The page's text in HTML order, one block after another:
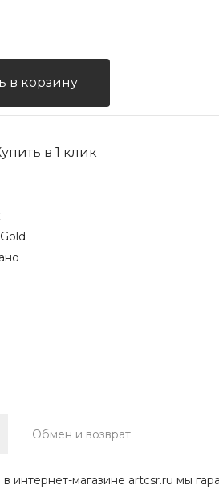
в корзину
в 1 клик
Обмен и возврат
интернет-магазине artcsr.ru мы